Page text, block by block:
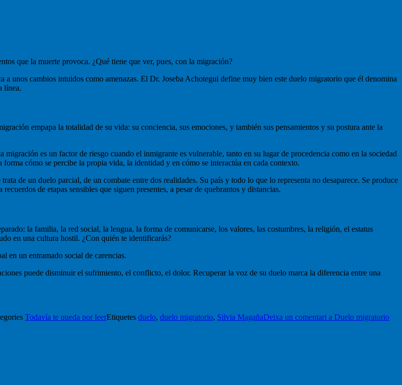
que la muerte provoca. ¿Qué tiene que ver, pues, con la migración?
unos cambios intuidos como amenazas. El Dr. Joseba Achotegui define muy bien este duelo migratorio que él denomina
línea.
empapa la totalidad de su vida: su conciencia, sus emociones, y también sus pensamientos y su postura ante la
es un factor de riesgo cuando el inmigrante es vulnerable, tanto en su lugar de procedencia como en la sociedad
cómo se percibe la propia vida, la identidad y en cómo se interactúa en cada contexto.
de un duelo parcial, de un combate entre dos realidades. Su país y todo lo que lo representa no desaparece. Se produce
de etapas sensibles que siguen presentes, a pesar de quebrantos y distancias.
la familia, la red social, la lengua, la forma de comunicarse, los valores, las costumbres, la religión, el estatus
en una cultura hostil. ¿Con quién te identificarás?
en un entramado social de carencias.
puede disminuir el sufrimiento, el conflicto, el dolor. Recuperar la voz de su duelo marca la diferencia entre una
Todavía te queda por leerEtiquetes duelo, duelo migratorio, Silvia MagañaDeixa un comentari a Duelo migratorio